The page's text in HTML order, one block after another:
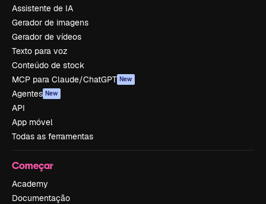
Assistente de IA
Gerador de imagens
Gerador de vídeos
Texto para voz
Conteúdo de stock
MCP para Claude/ChatGPT New
Agentes New
API
App móvel
Todas as ferramentas
Começar
Academy
Documentação